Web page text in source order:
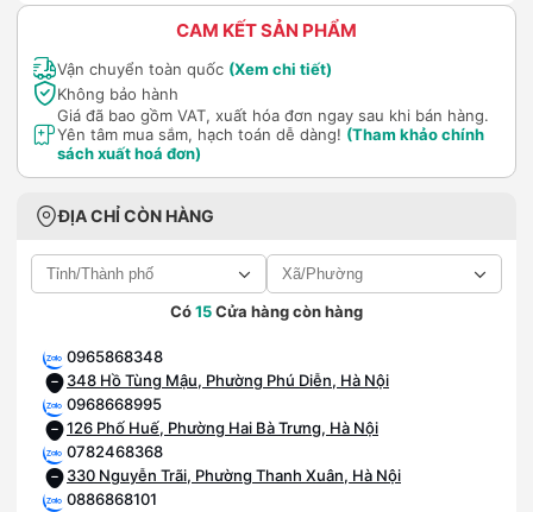
CAM KẾT SẢN PHẨM
Vận chuyển toàn quốc (Xem chi tiết)
Không bảo hành
Giá đã bao gồm VAT, xuất hóa đơn ngay sau khi bán hàng.
Yên tâm mua sắm, hạch toán dễ dàng! (Tham khảo chính
sách xuất hoá đơn)
ĐỊA CHỈ CÒN HÀNG
Có15Cửa hàng còn hàng
0965868348
348 Hồ Tùng Mậu, Phường Phú Diễn, Hà Nội
0968668995
126 Phố Huế, Phường Hai Bà Trưng, Hà Nội
0782468368
330 Nguyễn Trãi, Phường Thanh Xuân, Hà Nội
0886868101